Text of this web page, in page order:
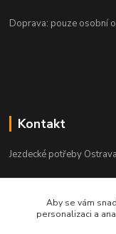
Doprava: pouze osobní
Kontakt
Jezdecké potřeby
Po-Pá 9:30 - 17:30
Aby se vám
personalizaci a